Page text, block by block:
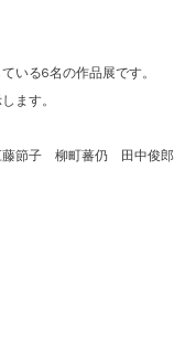
いる6名の作品展です。
ます。
節子 柳町蕃仍 田中俊郎